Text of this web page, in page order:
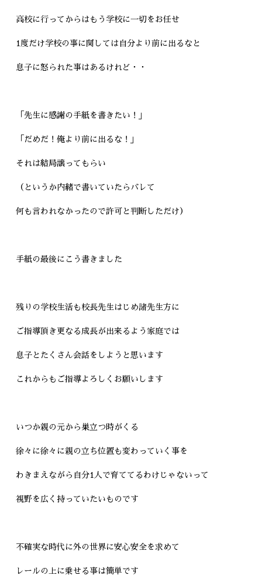
高校に行ってからはもう学校に一切をお任せ
1度だけ学校の事に関しては自分より前に出るなと
息子に怒られた事はあるけれど・・
「先生に感謝の手紙を書きたい！」
「だめだ！俺より前に出るな！」
それは結局譲ってもらい
（というか内緒で書いていたらバレて
何も言われなかったので許可と判断しただけ）
手紙の最後にこう書きました
残りの学校生活も校長先生はじめ諸先生方に
ご指導頂き更なる成長が出来るよう家庭では
息子とたくさん会話をしようと思います
これからもご指導よろしくお願いします
いつか親の元から巣立つ時がくる
徐々に徐々に親の立ち位置も変わっていく事を
わきまえながら自分1人で育ててるわけじゃないって
視野を広く持っていたいものです
不確実な時代に外の世界に安心安全を求めて
レールの上に乗せる事は簡単です